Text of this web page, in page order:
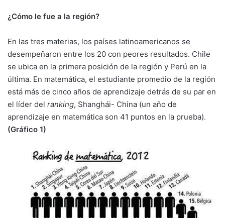
¿Cómo le fue a la región?
En las tres materias, los países latinoamericanos se
desempeñaron entre los 20 con peores resultados. Chile
se ubica en la primera posición de la región y Perú en la
última. En matemática, el estudiante promedio de la región
está más de cinco años de aprendizaje detrás de su par en
el líder del ranking, Shanghái- China (un año de
aprendizaje en matemática son 41 puntos en la prueba).
(Gráfico 1)